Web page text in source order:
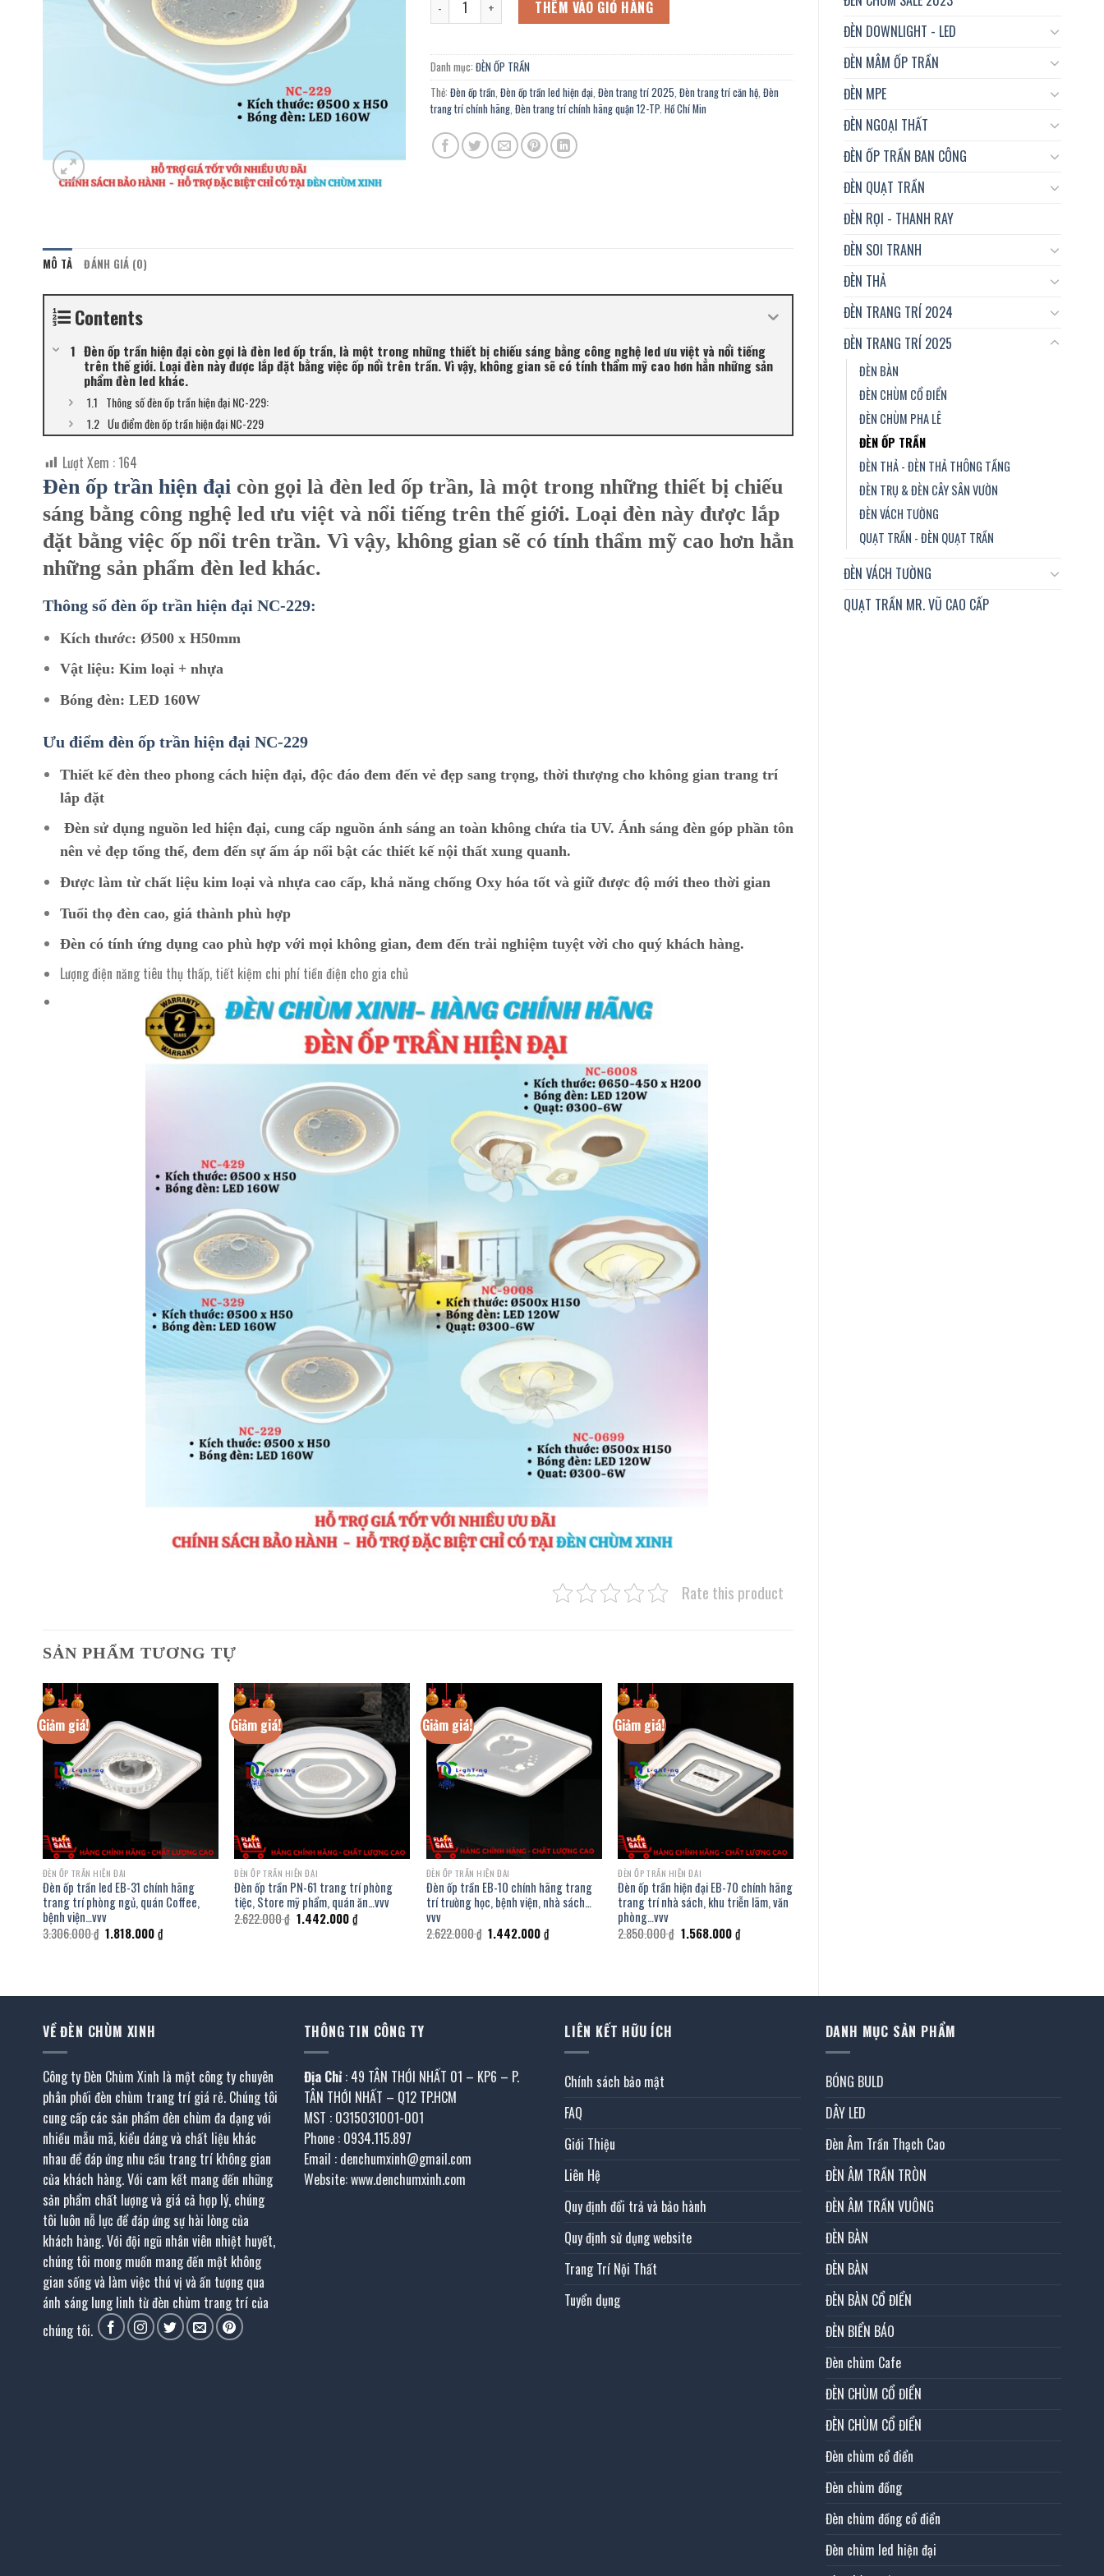
ĐÈN DOWNLIGHT - LED
ĐÈN MÂM ỐP TRẦN
ĐÈN MPE
ĐÈN NGOẠI THẤT
ĐÈN ỐP TRẦN BAN CÔNG
ĐÈN QUẠT TRẦN
ĐÈN RỌI - THANH RAY
ĐÈN SOI TRANH
ĐÈN THẢ
ĐÈN TRANG TRÍ 2024
ĐÈN TRANG TRÍ 2025
ĐÈN BÀN
ĐÈN CHÙM CỔ ĐIỂN
ĐÈN CHÙM PHA LÊ
ĐÈN ỐP TRẦN
ĐÈN THẢ - ĐÈN THẢ THÔNG TẦNG
ĐÈN TRỤ & ĐÈN CÂY SÂN VƯỜN
ĐÈN VÁCH TƯỜNG
QUẠT TRẦN - ĐÈN QUẠT TRẦN
ĐÈN VÁCH TƯỜNG
QUẠT TRẦN MR. VŨ CAO CẤP
2.890.000 ₫.là:
1.590.000 ₫.
THÊM VÀO GIỎ HÀNG
Danh mục: ĐÈN ỐP TRẦN
Thẻ: Đèn ốp trần Đèn ốp trần led hiện đại Đèn trang trí 2025 Đèn trang trí căn hộ Đèn
trang trí chính hãng Đèn trang trí chính hãng quận 12-TP. Hồ Chí Min
MÔ TẢ ĐÁNH GIÁ (0)
Contents
Đèn ốp trần hiện đại còn gọi là đèn led ốp trần, là một trong những thiết bị chiếu sáng bằng công nghệ led ưu việt và nổi tiếng
trên thế giới. Loại đèn này được lắp đặt bằng việc ốp nổi trên trần. Vì vậy, không gian sẽ có tính thẩm mỹ cao hơn hẳn những sản
phẩm đèn led khác.
Thông số đèn ốp trần hiện đại NC-229:
Ưu điểm đèn ốp trần hiện đại NC-229
Lượt Xem :164
Đèn ốp trần hiện đại còn gọi là đèn led ốp trần, là một trong những thiết bị chiếu
sáng bằng công nghệ led ưu việt và nổi tiếng trên thế giới. Loại đèn này được lắp
đặt bằng việc ốp nổi trên trần. Vì vậy, không gian sẽ có tính thẩm mỹ cao hơn hẳn
những sản phẩm đèn led khác.
Thông số đèn ốp trần hiện đại NC-229:
Kích thước: Ø500 x H50mm
Vật liệu: Kim loại + nhựa
Bóng đèn: LED 160W
Ưu điểm đèn ốp trần hiện đại NC-229
Thiết kế đèn theo phong cách hiện đại, độc đáo đem đến vẻ đẹp sang trọng, thời thượng cho không gian trang trí
lắp đặt
Đèn sử dụng nguồn led hiện đại, cung cấp nguồn ánh sáng an toàn không chứa tia UV. Ánh sáng đèn góp phần tôn
nên vẻ đẹp tổng thể, đem đến sự ấm áp nổi bật các thiết kế nội thất xung quanh.
Được làm từ chất liệu kim loại và nhựa cao cấp, khả năng chống Oxy hóa tốt và giữ được độ mới theo thời gian
Tuổi thọ đèn cao, giá thành phù hợp
Đèn có tính ứng dụng cao phù hợp với mọi không gian, đem đến trải nghiệm tuyệt vời cho quý khách hàng.
Lượng điện năng tiêu thụ thấp, tiết kiệm chi phí tiền điện cho gia chủ
Rate this product
SẢN PHẨM TƯƠNG TỰ
Giảm giá!
ĐÈN ỐP TRẦN HIỆN ĐẠI
Đèn ốp trần led EB-31 chính hãng
trang trí phòng ngủ, quán Coffee,
bệnh viện…vvv
3.306.000₫ Giá
gốc
1.818.000₫Giá
Giảm giá!
ĐÈN ỐP TRẦN HIỆN ĐẠI
Đèn ốp trần PN-61 trang trí phòng
tiệc, Store mỹ phẩm, quán ăn…vvv
2.622.000₫ Giá
gốc
1.442.000₫Giá
hiện
Giảm giá!
ĐÈN ỐP TRẦN HIỆN ĐẠI
Đèn ốp trần EB-10 chính hãng trang
trí trường học, bệnh viện, nhà sách…
vvv
2.622.000₫ Giá
gốc
1.442.000₫Giá
Giảm giá!
ĐÈN ỐP TRẦN HIỆN ĐẠI
Đèn ốp trần hiện đại EB-70 chính hãng
trang trí nhà sách, khu triễn lãm, văn
phòng…vvv
2.850.000₫ Giá
gốc
1.568.000₫Giá
hiện
VỀ ĐÈN CHÙM XINH
Công ty Đèn Chùm Xinh là một công ty chuyên
phân phối đèn chùm trang trí giá rẻ. Chúng tôi
cung cấp các sản phẩm đèn chùm đa dạng với
nhiều mẫu mã, kiểu dáng và chất liệu khác
nhau để đáp ứng nhu cầu trang trí không gian
của khách hàng. Với cam kết mang đến những
sản phẩm chất lượng và giá cả hợp lý, chúng
tôi luôn nỗ lực để đáp ứng sự hài lòng của
khách hàng. Với đội ngũ nhân viên nhiệt huyết,
chúng tôi mong muốn mang đến một không
gian sống và làm việc thú vị và ấn tượng qua
ánh sáng lung linh từ đèn chùm trang trí của
chúng tôi.
THÔNG TIN CÔNG TY
Địa Chỉ : 49 TÂN THỚI NHẤT 01 – KP6 – P.
TÂN THỚI NHẤT – Q12 TP.HCM
MST : 0315031001-001
Phone : 0934.115.897
Email : denchumxinh@gmail.com
Website: www.denchumxinh.com
LIÊN KẾT HỮU ÍCH
Chính sách bảo mật
FAQ
Giới Thiệu
Liên Hệ
Quy định đổi trả và bảo hành
Quy định sử dụng website
Trang Trí Nội Thất
Tuyển dụng
DANH MỤC SẢN PHẨM
BÓNG BULD
DÂY LED
Đèn Âm Trần Thạch Cao
ĐÈN ÂM TRẦN TRÒN
ĐÈN ÂM TRẦN VUÔNG
ĐÈN BÀN
ĐÈN BÀN
ĐÈN BÀN CỔ ĐIỂN
ĐÈN BIỂN BÁO
Đèn chùm Cafe
ĐÈN CHÙM CỔ ĐIỂN
ĐÈN CHÙM CỔ ĐIỂN
Đèn chùm cổ điển
Đèn chùm đồng
Đèn chùm đồng cổ điển
Đèn chùm led hiện đại